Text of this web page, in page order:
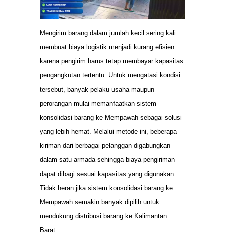
Mengirim barang dalam jumlah kecil sering kali
membuat biaya logistik menjadi kurang efisien
karena pengirim harus tetap membayar kapasitas
pengangkutan tertentu. Untuk mengatasi kondisi
tersebut, banyak pelaku usaha maupun
perorangan mulai memanfaatkan sistem
konsolidasi barang ke Mempawah sebagai solusi
yang lebih hemat. Melalui metode ini, beberapa
kiriman dari berbagai pelanggan digabungkan
dalam satu armada sehingga biaya pengiriman
dapat dibagi sesuai kapasitas yang digunakan.
Tidak heran jika sistem konsolidasi barang ke
Mempawah semakin banyak dipilih untuk
mendukung distribusi barang ke Kalimantan
Barat.